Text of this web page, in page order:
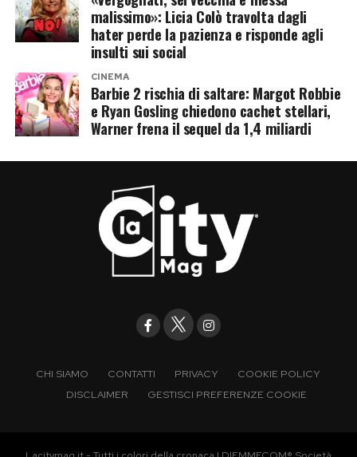
malissimo»: Licia Colò travolta dagli
hater perde la pazienza e risponde agli
insulti sui social
CINEMA
Barbie 2 rischia di saltare: Margot Robbie
e Ryan Gosling chiedono cachet stellari,
Warner frena il sequel da 1,4 miliardi
CHI SIAMO CONTATTI PRIVACY
COOKIE POLICY
DISCLAIMER
GESTISCI PREFERENZE COOKIE